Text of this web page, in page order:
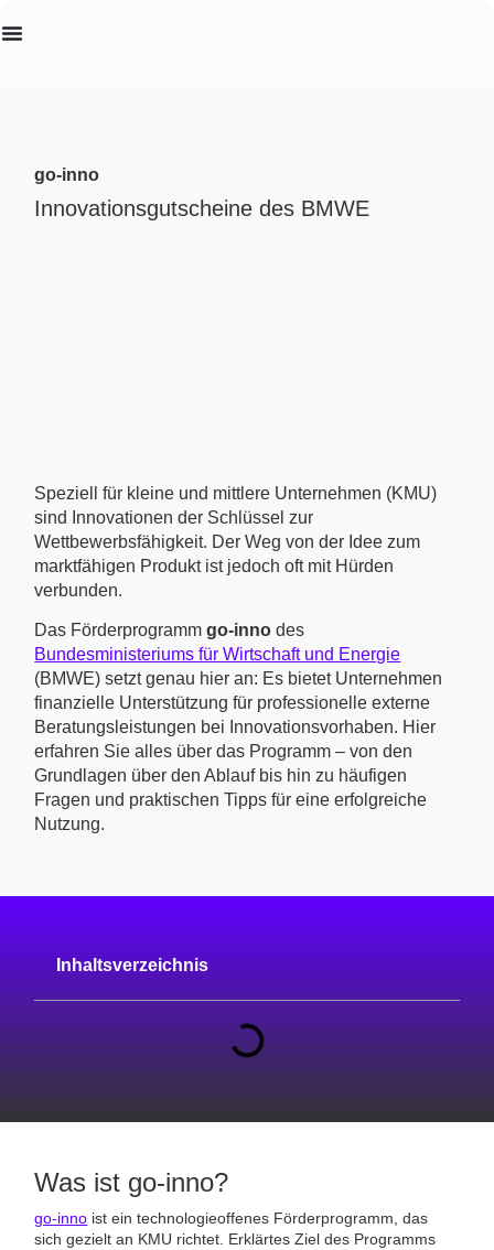
go-inno
Innovationsgutscheine des BMWE
Speziell für kleine und mittlere Unternehmen (KMU)
sind Innovationen der Schlüssel zur
Wettbewerbsfähigkeit. Der Weg von der Idee zum
marktfähigen Produkt ist jedoch oft mit Hürden
verbunden.
Das Förderprogrammgo-inno des
Bundesministeriums für Wirtschaft und Energie
(BMWE) setzt genau hier an: Es bietet Unternehmen
finanzielle Unterstützung für professionelle externe
Beratungsleistungen bei Innovationsvorhaben. Hier
erfahren Sie alles über das Programm – von den
Grundlagen über den Ablauf bis hin zu häufigen
Fragen und praktischen Tipps für eine erfolgreiche
Nutzung.
Inhaltsverzeichnis
Was ist go-inno?
go-inno ist ein technologieoffenes Förderprogramm, das
sich gezielt an KMU richtet. Erklärtes Ziel des Programms